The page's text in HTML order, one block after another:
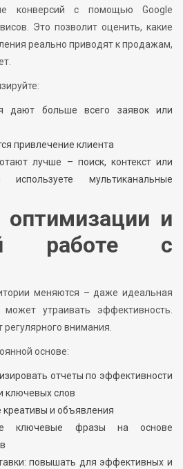
конверсий с помощью Google
Это позволит оценить, какие
реально приводят к продажам,
дают больше всего заявок или
привлечение клиента
лучше – поиск, контекст или
используете мультиканальные
и
работе с
меняются – даже идеальная
утраивать эффективность.
внимания.
основе:
отчеты по эффективности
ключевых слов
креативы и объявления
ключевые фразы на основе
повышать для эффективных и